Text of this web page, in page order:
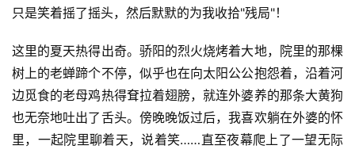
只是笑着摇了摇头，然后默默的为我收拾"残局"！
这里的夏天热得出奇。骄阳的烈火烧烤着大地，院里的那棵
树上的老蝉蹄个不停，似乎也在向太阳公公抱怨着，沿着河
边觅食的老母鸡热得耷拉着翅膀，就连外婆养的那条大黄狗
也无奈地吐出了舌头。傍晚晚饭过后，我喜欢躺在外婆的怀
里，一起院里聊着天，说着笑……直至夜幕爬上了一望无际